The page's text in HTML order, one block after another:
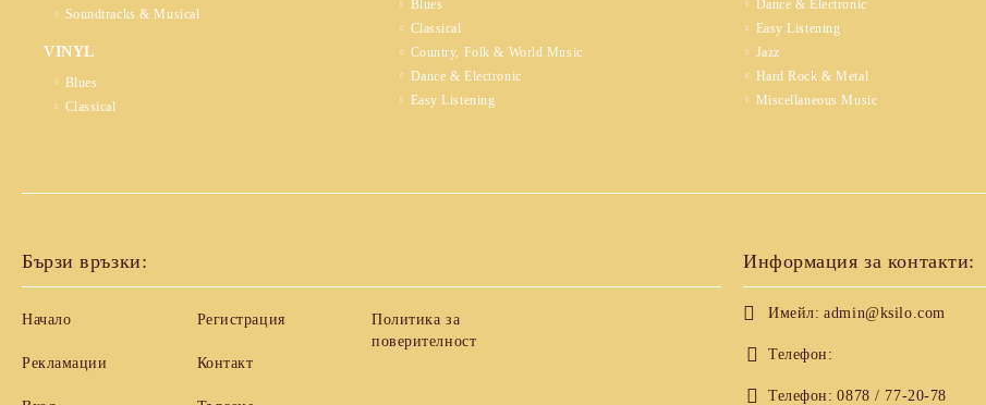
Soundtracks & Musical
VINYL
Blues
Classical
Blues
Classical
Country, Folk & World Music
Dance & Electronic
Easy Listening
Dance & Electronic
Easy Listening
Jazz
Hard Rock & Metal
Miscellaneous Music
Бързи връзки:
Начало
Рекламации
Регистрация
Контакт
Политика за
поверителност
Информация за контакти:
Имейл: admin@ksilo.com
Телефон:
Телефон: 0878 / 77-20-78